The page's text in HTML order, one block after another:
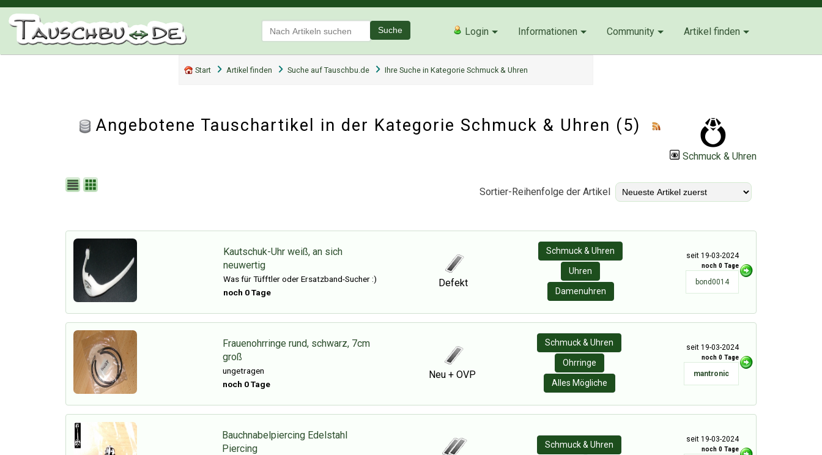
Suche Login Informationen Community Artikel finden
Start Artikel finden Suche auf Tauschbu.de Ihre Suche in Kategorie Schmuck & Uhren
Schmuck & Uhren
Angebotene Tauschartikel in der Kategorie Schmuck & Uhren (5)
Sortier-Reihenfolge der Artikel
Kautschuk-Uhr weiß, an sich
neuwertig
Was für Tüfftler oder Ersatzband-Sucher :)
noch 0 Tage
Defekt
Schmuck & Uhren
Uhren
Damenuhren
seit 19-03-2024
noch 0 Tage
bond0014
Frauenohrringe rund, schwarz, 7cm
groß
ungetragen
noch 0 Tage
Neu + OVP
Schmuck & Uhren
Ohrringe
Alles Mögliche
seit 19-03-2024
noch 0 Tage
mantronic
Bauchnabelpiercing Edelstahl
Piercing
Schmuck & Uhren
seit 19-03-2024
noch 0 Tage